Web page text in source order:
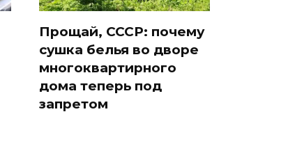
Прощай, СССР: почему
сушка белья во дворе
многоквартирного
дома теперь под
запретом